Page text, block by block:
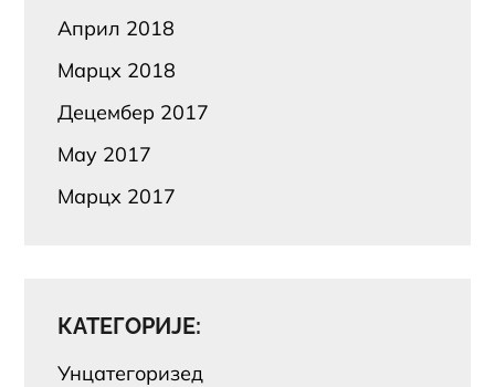
Април 2018
Марцх 2018
Децембер 2017
Маy 2017
Марцх 2017
КАТЕГОРИЈЕ:
Унцатегоризед